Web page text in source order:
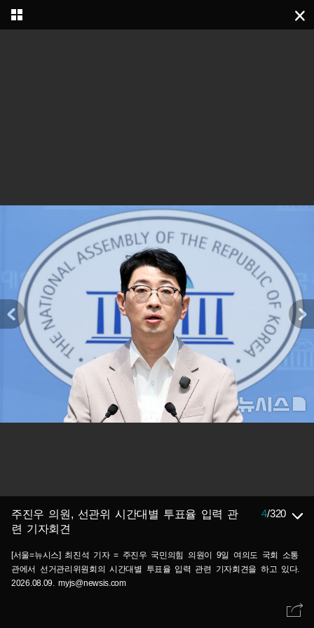
주진우 의원, 선관위 시간대별 투표율 입력 관
련 기자회견
4/320
[서울=뉴시스] 최진석 기자 = 주진우 국민의힘 의원이 9일 여의도 국회 소통
관에서 선거관리위원회의 시간대별 투표율 입력 관련 기자회견을 하고 있다.
2026.08.09. myjs@newsis.com